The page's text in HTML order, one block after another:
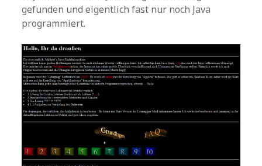
gefunden und eigentlich fast nur noch Java
programmiert.